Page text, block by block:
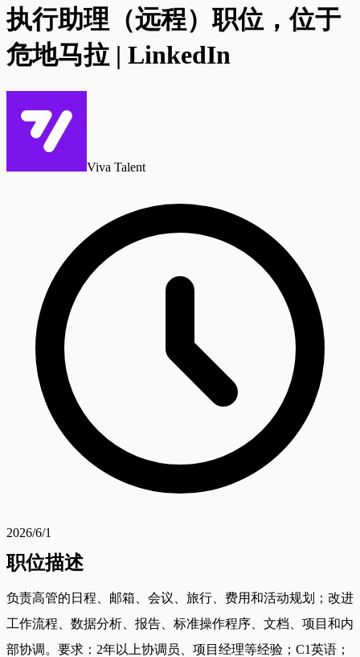
执行助理（远程）职位，位于
危地马拉 | LinkedIn
Viva Talent
2026/6/1
职位描述
负责高管的日程、邮箱、会议、旅行、费用和活动规划；改进
工作流程、数据分析、报告、标准操作程序、文档、项目和内
部协调。要求：2年以上协调员、项目经理等经验；C1英语；